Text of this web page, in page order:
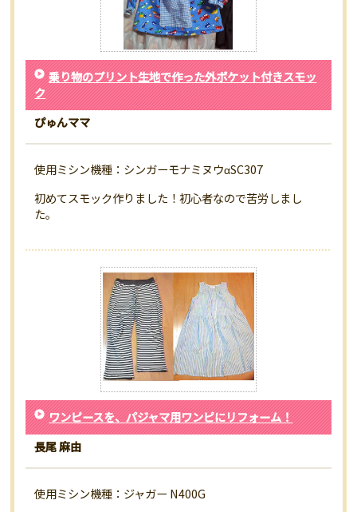
乗り物のプリント生地で作った外ポケット付きスモッ
ク
ぴゅんママ
使用ミシン機種：シンガーモナミヌウαSC307
初めてスモック作りました！初心者なので苦労しまし
た。
ワンピースを、パジャマ用ワンピにリフォーム！
長尾 麻由
使用ミシン機種：ジャガー N400G